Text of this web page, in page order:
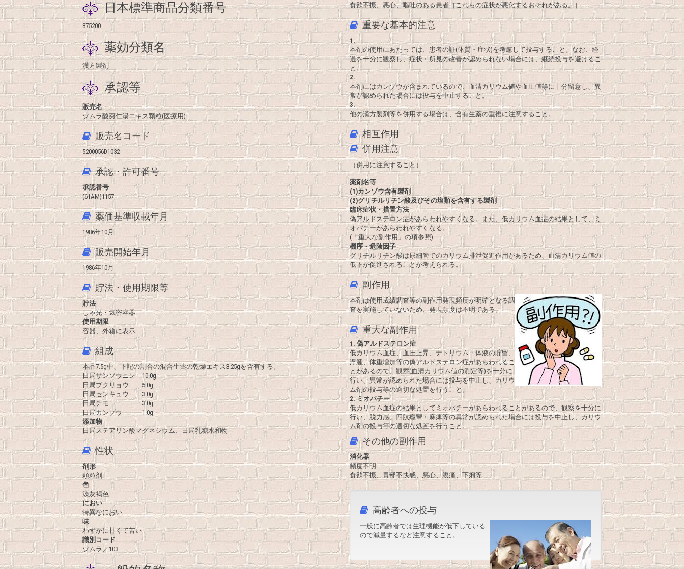
日本標準商品分類番号
875200
薬効分類名
漢方製剤
承認等
販売名
ツムラ酸棗仁湯エキス顆粒(医療用)
販売名コード
5200056D1032
承認・許可番号
承認番号
(61AM)1157
薬価基準収載年月
1986年10月
販売開始年月
1986年10月
貯法・使用期限等
貯法
しゃ光・気密容器
使用期限
容器、外箱に表示
組成
本品7.5g中、下記の割合の混合生薬の乾燥エキス3.25gを含有する。
日局サンソウニン 10.0g
日局ブクリョウ 5.0g
日局センキュウ 3.0g
日局チモ 3.0g
日局カンゾウ 1.0g
添加物
日局ステアリン酸マグネシウム、日局乳糖水和物
性状
剤形
顆粒剤
色
淡灰褐色
におい
特異なにおい
味
わずかに甘くて苦い
識別コード
ツムラ／103
食欲不振、悪心、嘔吐のある患者［これらの症状が悪化するおそれがある。］
重要な基本的注意
1.
本剤の使用にあたっては、患者の証(体質・症状)を考慮して投与すること。なお、経
過を十分に観察し、症状・所見の改善が認められない場合には、継続投与を避けるこ
と。
2.
本剤にはカンゾウが含まれているので、血清カリウム値や血圧値等に十分留意し、異
常が認められた場合には投与を中止すること。
3.
他の漢方製剤等を併用する場合は、含有生薬の重複に注意すること。
相互作用
併用注意
（併用に注意すること）
薬剤名等
(1)カンゾウ含有製剤
(2)グリチルリチン酸及びその塩類を含有する製剤
臨床症状・措置方法
偽アルドステロン症があらわれやすくなる。また、低カリウム血症の結果として、ミ
オパチーがあらわれやすくなる。
(「重大な副作用」の項参照)
機序・危険因子
グリチルリチン酸は尿細管でのカリウム排泄促進作用があるため、血清カリウム値の
低下が促進されることが考えられる。
副作用
本剤は使用成績調査等の副作用発現頻度が明確となる調
査を実施していないため、発現頻度は不明である。
重大な副作用
1. 偽アルドステロン症
低カリウム血症、血圧上昇、ナトリウム・体液の貯留、
浮腫、体重増加等の偽アルドステロン症があらわれるこ
とがあるので、観察(血清カリウム値の測定等)を十分に
行い、異常が認められた場合には投与を中止し、カリウ
ム剤の投与等の適切な処置を行うこと。
2.ミオパチー
低カリウム血症の結果としてミオパチーがあらわれることがあるので、観察を十分に
行い、脱力感、四肢痙攣・麻痺等の異常が認められた場合には投与を中止し、カリウ
ム剤の投与等の適切な処置を行うこと。
その他の副作用
消化器
頻度不明
食欲不振、胃部不快感、悪心、腹痛、下痢等
高齢者への投与
一般に高齢者では生理機能が低下している
ので減量するなど注意すること。